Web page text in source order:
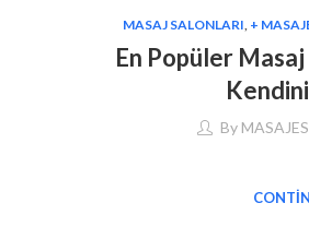
MASAJ SALONLARI +
En Popüler
By